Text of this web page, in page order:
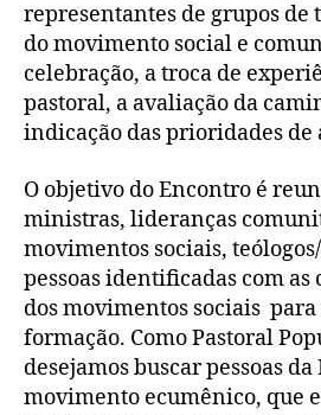
representantes de grupos de
do movimento social e
celebração, a troca de
pastoral, a avaliação da
indicação das prioridades de
O objetivo do Encontro é
ministras, lideranças
movimentos sociais,
pessoas identificadas com as
dos movimentos sociais
formação. Como Pastoral
desejamos buscar pessoas da
movimento ecumênico, que